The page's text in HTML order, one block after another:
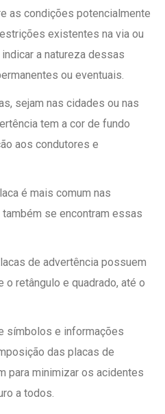
as condições potencialmente
existentes na via ou
a natureza dessas
ou eventuais.
sejam nas cidades ou nas
tem a cor de fundo
aos condutores e
é mais comum nas
se encontram essas
de advertência possuem
retângulo e quadrado, até o
símbolos e informações
das placas de
para minimizar os acidentes
a todos.